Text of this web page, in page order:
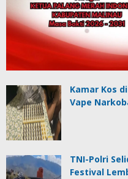
Kamar Kos
Vape
TNI-Polri
Festival